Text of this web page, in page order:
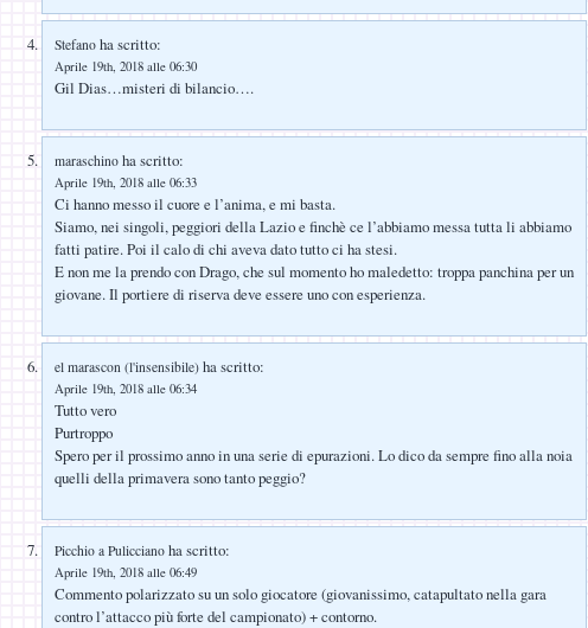
Stefano ha scritto:
Aprile 19th, 2018 alle 06:30
Gil Dias…misteri di bilancio….
maraschino ha scritto:
Aprile 19th, 2018 alle 06:33
Ci hanno messo il cuore e l’anima, e mi basta.
Siamo, nei singoli, peggiori della Lazio e finchè ce l’abbiamo messa tutta li abbiamo
fatti patire. Poi il calo di chi aveva dato tutto ci ha stesi.
E non me la prendo con Drago, che sul momento ho maledetto: troppa panchina per un
giovane. Il portiere di riserva deve essere uno con esperienza.
el marascon (l'insensibile) ha scritto:
Aprile 19th, 2018 alle 06:34
Tutto vero
Purtroppo
Spero per il prossimo anno in una serie di epurazioni. Lo dico da sempre fino alla noia
quelli della primavera sono tanto peggio?
Picchio a Pulicciano ha scritto:
Aprile 19th, 2018 alle 06:49
Commento polarizzato su un solo giocatore (giovanissimo, catapultato nella gara
contro l’attacco più forte del campionato) + contorno.